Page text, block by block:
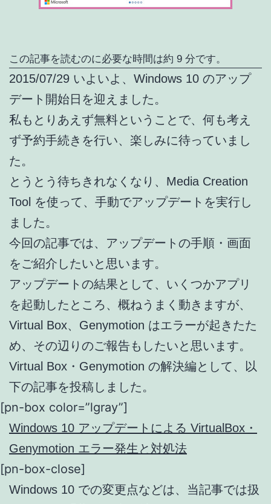
この記事を読むのに必要な時間は約 9 分です。
2015/07/29 いよいよ、Windows 10 のアップ
デート開始日を迎えました。
私もとりあえず無料ということで、何も考え
ず予約手続きを行い、楽しみに待っていまし
た。
とうとう待ちきれなくなり、Media Creation
Tool を使って、手動でアップデートを実行し
ました。
今回の記事では、アップデートの手順・画面
をご紹介したいと思います。
アップデートの結果として、いくつかアプリ
を起動したところ、概ねうまく動きますが、
Virtual Box、Genymotion はエラーが起きたた
め、その辺りのご報告もしたいと思います。
Virtual Box・Genymotion の解決編として、以
下の記事を投稿しました。
[pn-box color=”lgray”]
Windows 10 アップデートによる VirtualBox・
Genymotion エラー発生と対処法
[pn-box-close]
Windows 10 での変更点などは、当記事では扱